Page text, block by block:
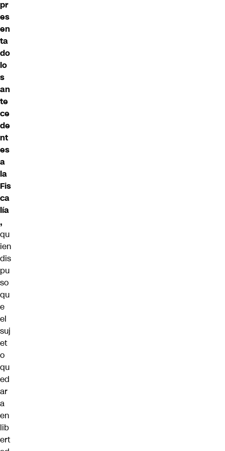
pr
es
en
ta
do
lo
s
an
te
ce
de
nt
es
a
la
Fis
ca
lía
,
qu
ien
dis
pu
so
qu
e
el
suj
et
o
qu
ed
ar
a
en
lib
ert